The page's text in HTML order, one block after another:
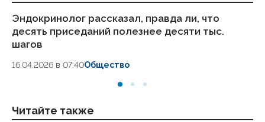
Эндокринолог рассказал, правда ли, что
десять приседаний полезнее десяти тыс.
шагов
16.04.2026 в 07:40Общество
Читайте также